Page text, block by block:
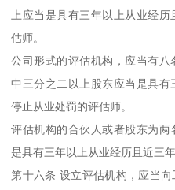
上应当是具有三年以上从业经
估师。
公司形式的评估机构，应当有
中三分之二以上股东应当是具
停止从业处罚的评估师。
评估机构的合伙人或者股东为
是具有三年以上从业经历且近三
第十六条 设立评估机构，应当向